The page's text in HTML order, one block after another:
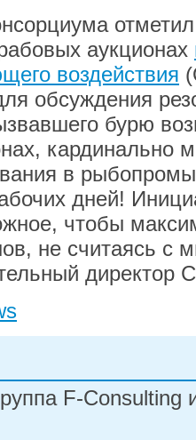
аукционах
воздействия
обсуждения
бурю
кардинально
в
дней!
чтобы
не считаясь с
директор
F-